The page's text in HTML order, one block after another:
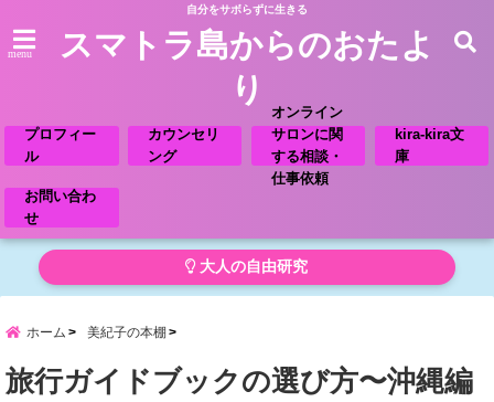
自分をサボらずに生きる
menu
スマトラ島からのおたよ
り
プロフィー
ル
カウンセリ
ング
オンライン
サロンに関
する相談・
仕事依頼
kira-kira文
庫
お問い合わ
せ
大人の自由研究
ホーム 美紀子の本棚
旅行ガイドブックの選び方〜沖縄編